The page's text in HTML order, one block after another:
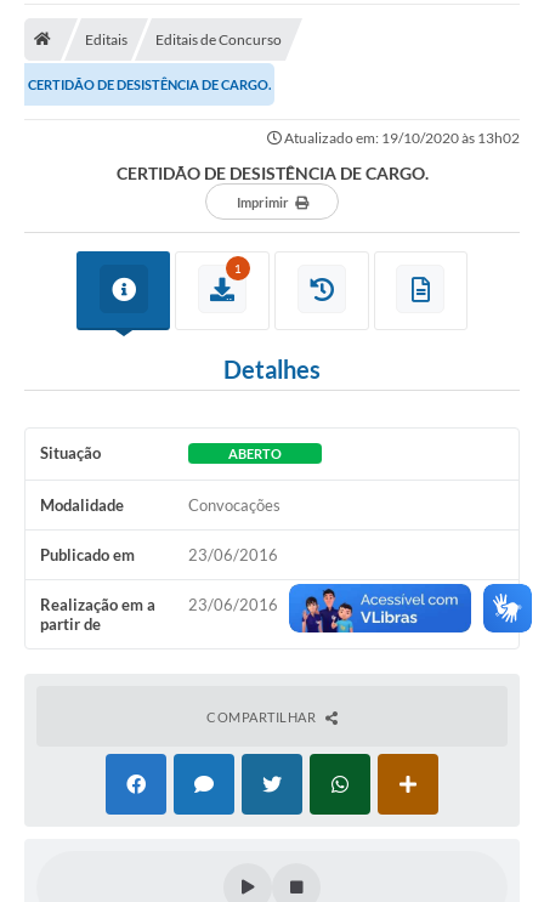
Editais Editais de Concurso
CERTIDÃO DE DESISTÊNCIA DE CARGO.
Atualizado em: 19/10/2020 às 13h02
CERTIDÃO DE DESISTÊNCIA DE CARGO.
Imprimir
1
Detalhes
Situação ABERTO
Modalidade Convocações
Publicado em 23/06/2016
Realização em a
partir de
23/06/2016
COMPARTILHAR